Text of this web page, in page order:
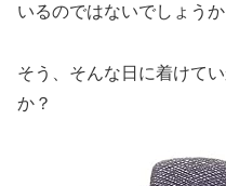
いるのではないでしょうか
そう、そんな日に着けて
か？